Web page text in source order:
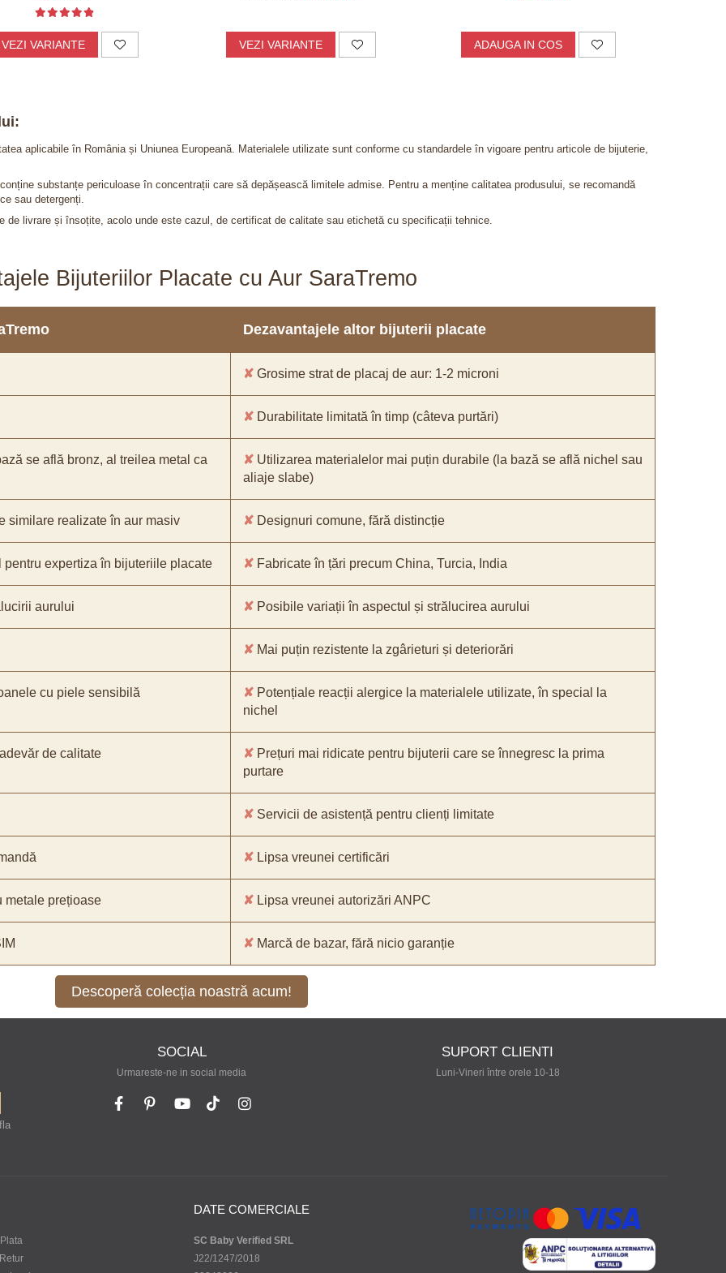
VEZI VARIANTE VEZI VARIANTE ADAUGA IN COS
aplicabile în România și Uniunea Europeană. Materialele utilizate sunt conforme cu standardele în vigoare pentru articole de bijuterie,
substanțe periculoase în concentrații care să depășească limitele admise. Pentru a menține calitatea produsului, se recomandă
sau detergenți.
de livrare și însoțite, acolo unde este cazul, de certificat de calitate sau etichetă cu specificații tehnice.
Bijuteriilor Placate cu Aur SaraTremo
Dezavantajele altor bijuterii placate
✘ Grosime strat de placaj de aur: 1-2 microni
✘ Durabilitate limitată în timp (câteva purtări)
se află bronz, al treilea metal ca ✘ Utilizarea materialelor mai puțin durabile (la bază se află nichel sau
aliaje slabe)
similare realizate în aur masiv ✘ Designuri comune, fără distincție
expertiza în bijuteriile placate ✘ Fabricate în țări precum China, Turcia, India
aurului ✘ Posibile variații în aspectul și strălucirea aurului
✘ Mai puțin rezistente la zgârieturi și deteriorări
cu piele sensibilă ✘ Potențiale reacții alergice la materialele utilizate, în special la
nichel
de calitate ✘ Prețuri mai ridicate pentru bijuterii care se înnegresc la prima
purtare
✘ Servicii de asistență pentru clienți limitate
✘ Lipsa vreunei certificări
metale prețioase ✘ Lipsa vreunei autorizări ANPC
✘ Marcă de bazar, fără nicio garanție
Descoperă colecția noastră acum!
SOCIAL
Urmareste-ne in social media
SUPORT CLIENTI
Luni-Vineri între orele 10-18
DATE COMERCIALE
SC Baby Verified SRL
J22/1247/2018